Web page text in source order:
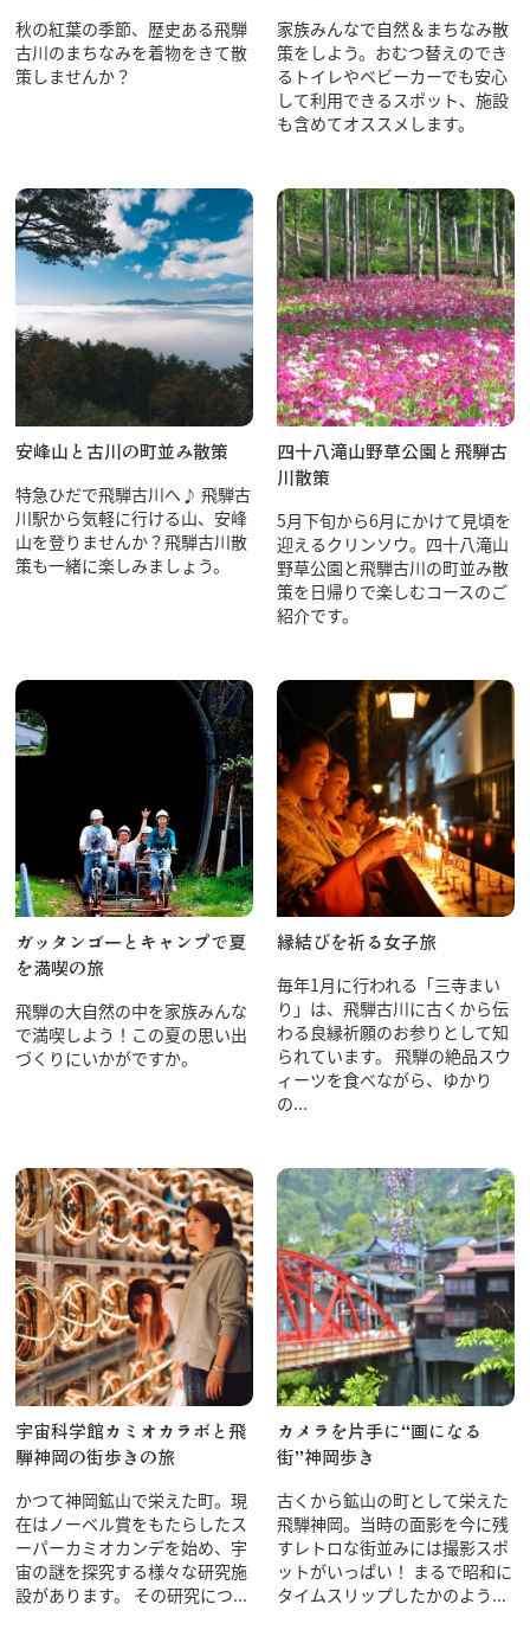
行きたいリスト
モデルコース
スポット
体験
イベント
グルメ・おみやげ
宿泊予約
アクセス
飛騨市の６つの魅力
ひだじまん図鑑
お知らせ
当サイトについて
協会について
パンフレット
写真ダウンロード
関連リンク
お問い合わせ
秋の紅葉の季節、歴史ある飛騨
古川のまちなみを着物をきて散
策しませんか？
家族みんなで自然＆まちなみ散
策をしよう。おむつ替えのでき
るトイレやベビーカーでも安心
して利用できるスポット、施設
も含めてオススメします。
安峰山と古川の町並み散策
特急ひだで飛騨古川へ♪ 飛騨古
川駅から気軽に行ける山、安峰
山を登りませんか？飛騨古川散
策も一緒に楽しみましょう。
四十八滝山野草公園と飛騨古
川散策
5月下旬から6月にかけて見頃を
迎えるクリンソウ。四十八滝山
野草公園と飛騨古川の町並み散
策を日帰りで楽しむコースのご
紹介です。
ガッタンゴーとキャンプで夏
を満喫の旅
飛騨の大自然の中を家族みんな
で満喫しよう！この夏の思い出
づくりにいかがですか。
縁結びを祈る女子旅
毎年1月に行われる「三寺まい
り」は、飛騨古川に古くから伝
わる良縁祈願のお参りとして知
られています。 飛騨の絶品スウ
ィーツを食べながら、ゆかり
の...
宇宙科学館カミオカラボと飛
騨神岡の街歩きの旅
かつて神岡鉱山で栄えた町。現
在はノーベル賞をもたらしたス
ーパーカミオカンデを始め、宇
宙の謎を探究する様々な研究施
設があります。 その研究につ...
カメラを片手に“画になる
街”神岡歩き
古くから鉱山の町として栄えた
飛騨神岡。当時の面影を今に残
すレトロな街並みには撮影スポ
ットがいっぱい！ まるで昭和に
タイムスリップしたかのよう...